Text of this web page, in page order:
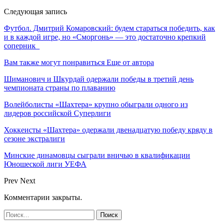
Следующая запись
Футбол. Дмитрий Комаровский: будем стараться победить, как
и в каждой игре, но «Сморгонь» — это достаточно крепкий
соперник
Вам также могут понравиться Еще от автора
Шиманович и Шкурдай одержали победы в третий день
чемпионата страны по плаванию
Волейболисты «Шахтера» крупно обыграли одного из
лидеров российской Суперлиги
Хоккеисты «Шахтера» одержали двенадцатую победу кряду в
сезоне экстралиги
Минские динамовцы сыграли вничью в квалификации
Юношеской лиги УЕФА
Prev Next
Комментарии закрыты.